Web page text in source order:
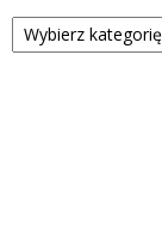
Kategorie